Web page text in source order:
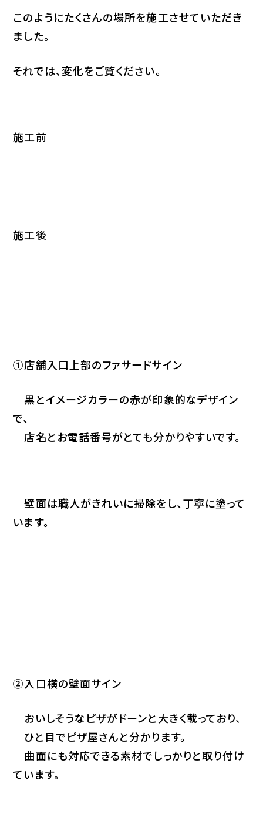
このようにたくさんの場所を施工させていただき
ました。
それでは、変化をご覧ください。
施工前
施工後
①店舗入口上部のファサードサイン
黒とイメージカラーの赤が印象的なデザイン
で、
店名とお電話番号がとても分かりやすいです。
壁面は職人がきれいに掃除をし、丁寧に塗って
います。
②入口横の壁面サイン
おいしそうなピザがドーンと大きく載っており、
ひと目でピザ屋さんと分かります。
曲面にも対応できる素材でしっかりと取り付け
ています。